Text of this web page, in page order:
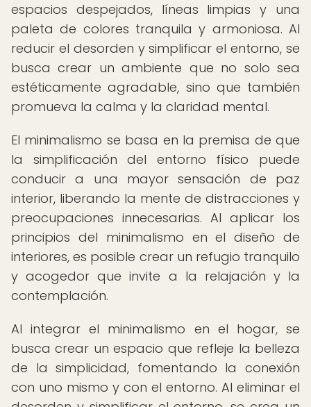
espacios despejados, líneas limpias y una
paleta de colores tranquila y armoniosa. Al
reducir el desorden y simplificar el entorno, se
busca crear un ambiente que no solo sea
estéticamente agradable, sino que también
promueva la calma y la claridad mental.
El minimalismo se basa en la premisa de que
la simplificación del entorno físico puede
conducir a una mayor sensación de paz
interior, liberando la mente de distracciones y
preocupaciones innecesarias. Al aplicar los
principios del minimalismo en el diseño de
interiores, es posible crear un refugio tranquilo
y acogedor que invite a la relajación y la
contemplación.
Al integrar el minimalismo en el hogar, se
busca crear un espacio que refleje la belleza
de la simplicidad, fomentando la conexión
con uno mismo y con el entorno. Al eliminar el